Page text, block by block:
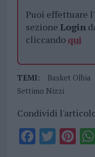
Puoi effettuare
sezione Login
cliccando qui
TEMI: Basket Olbia
Settimo Nizzi
Condividi
F T Pi